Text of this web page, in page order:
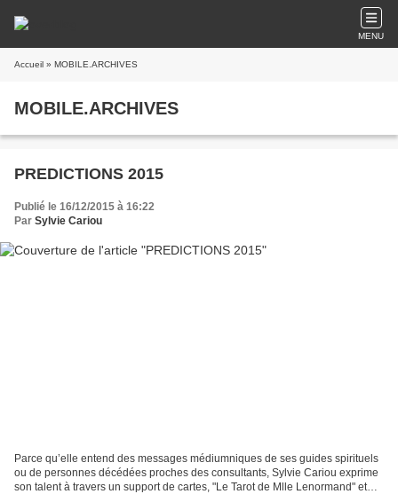
MENU
Accueil » MOBILE.ARCHIVES
MOBILE.ARCHIVES
PREDICTIONS 2015
Publié le 16/12/2015 à 16:22
Par Sylvie Cariou
Parce qu’elle entend des messages médiumniques de ses guides spirituels
ou de personnes décédées proches des consultants, Sylvie Cariou exprime
son talent à travers un support de cartes, "Le Tarot de Mlle Lenormand" et